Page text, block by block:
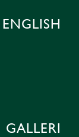
ENGLISH
GALLERI